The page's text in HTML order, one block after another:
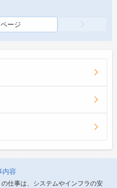
ージ
内容
仕事は、システムやインフラの安